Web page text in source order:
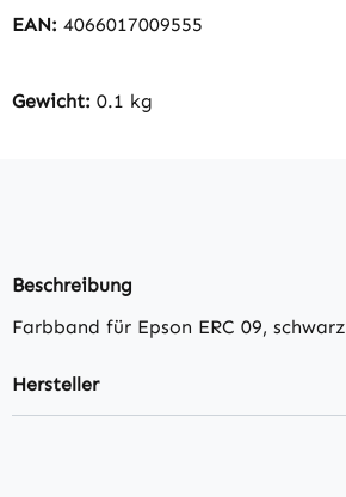
EAN: 4066017009555
Gewicht: 0.1 kg
Beschreibung
Farbband für Epson ERC 09, schwarz
Hersteller